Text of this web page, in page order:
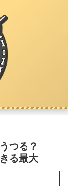
つる？
る最大